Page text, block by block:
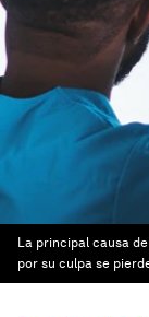
La principal causa
por su culpa se